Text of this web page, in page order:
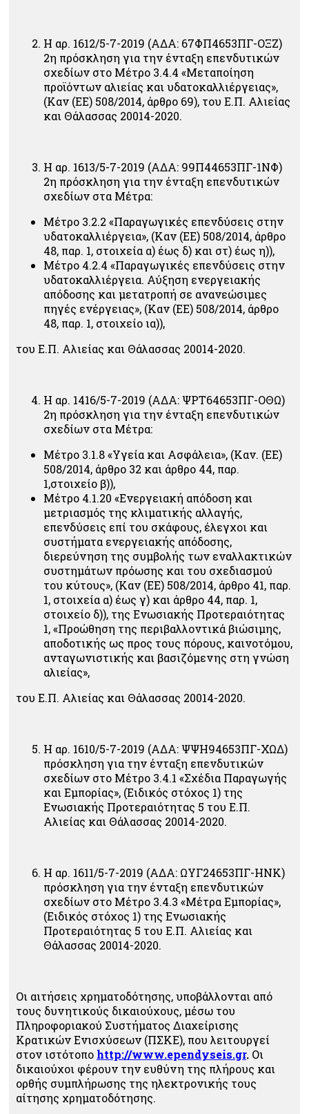
Η αρ. 1612/5-7-2019 (ΑΔΑ: 67ΦΠ4653ΠΓ-ΟΞΖ)
2η πρόσκληση για την ένταξη επενδυτικών
σχεδίων στο Μέτρο 3.4.4 «Μεταποίηση
προϊόντων αλιείας και υδατοκαλλιέργειας»,
(Καν (ΕΕ) 508/2014, άρθρο 69), του Ε.Π. Αλιείας
και Θάλασσας 20014-2020.
Η αρ. 1613/5-7-2019 (ΑΔΑ: 99Π44653ΠΓ-1ΝΦ)
2η πρόσκληση για την ένταξη επενδυτικών
σχεδίων στα Μέτρα:
Μέτρο 3.2.2 «Παραγωγικές επενδύσεις στην
υδατοκαλλιέργεια», (Καν (ΕΕ) 508/2014, άρθρο
48, παρ. 1, στοιχεία α) έως δ) και στ) έως η)),
Μέτρο 4.2.4 «Παραγωγικές επενδύσεις στην
υδατοκαλλιέργεια. Αύξηση ενεργειακής
απόδοσης και μετατροπή σε ανανεώσιμες
πηγές ενέργειας», (Καν (ΕΕ) 508/2014, άρθρο
48, παρ. 1, στοιχείο ια)),
του Ε.Π. Αλιείας και Θάλασσας 20014-2020.
Η αρ. 1416/5-7-2019 (ΑΔΑ: ΨΡΤ64653ΠΓ-ΟΘΩ)
2η πρόσκληση για την ένταξη επενδυτικών
σχεδίων στα Μέτρα:
Μέτρο 3.1.8 «Υγεία και Ασφάλεια», (Καν. (ΕΕ)
508/2014, άρθρο 32 και άρθρο 44, παρ.
1,στοιχείο β)),
Μέτρο 4.1.20 «Ενεργειακή απόδοση και
μετριασμός της κλιματικής αλλαγής,
επενδύσεις επί του σκάφους, έλεγχοι και
συστήματα ενεργειακής απόδοσης,
διερεύνηση της συμβολής των εναλλακτικών
συστημάτων πρόωσης και του σχεδιασμού
του κύτους», (Καν (ΕΕ) 508/2014, άρθρο 41, παρ.
1, στοιχεία α) έως γ) και άρθρο 44, παρ. 1,
στοιχείο δ)), της Ενωσιακής Προτεραιότητας
1, «Προώθηση της περιβαλλοντικά βιώσιμης,
αποδοτικής ως προς τους πόρους, καινοτόμου,
ανταγωνιστικής και βασιζόμενης στη γνώση
αλιείας»,
του Ε.Π. Αλιείας και Θάλασσας 20014-2020.
Η αρ. 1610/5-7-2019 (ΑΔΑ: ΨΨΗ94653ΠΓ-ΧΩΔ)
πρόσκληση για την ένταξη επενδυτικών
σχεδίων στο Μέτρο 3.4.1 «Σχέδια Παραγωγής
και Εμπορίας», (Ειδικός στόχος 1) της
Ενωσιακής Προτεραιότητας 5 του Ε.Π.
Αλιείας και Θάλασσας 20014-2020.
Η αρ. 1611/5-7-2019 (ΑΔΑ: ΩΥΓ24653ΠΓ-ΗΝΚ)
πρόσκληση για την ένταξη επενδυτικών
σχεδίων στο Μέτρο 3.4.3 «Μέτρα Εμπορίας»,
(Ειδικός στόχος 1) της Ενωσιακής
Προτεραιότητας 5 του Ε.Π. Αλιείας και
Θάλασσας 20014-2020.
Οι αιτήσεις χρηματοδότησης, υποβάλλονται από
τους δυνητικούς δικαιούχους, μέσω του
Πληροφοριακού Συστήματος Διαχείρισης
Κρατικών Ενισχύσεων (ΠΣΚΕ), που λειτουργεί
στον ιστότοπο http://www.ependyseis.gr. Οι
δικαιούχοι φέρουν την ευθύνη της πλήρους και
ορθής συμπλήρωσης της ηλεκτρονικής τους
αίτησης χρηματοδότησης.